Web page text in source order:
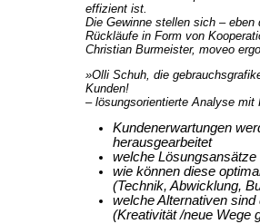
effizient ist.
Die Gewinne stellen sich –
Rückläufe in Form von
Christian Burmeister, moveo
»Olli Schuh, die
Kunden!
– lösungsorientierte Analyse
Kundenerwartungen
herausgearbeitet
welche Lösungsansätze
wie können diese
(Technik, Abwicklung,
welche Alternativen
(Kreativität /neue Wege